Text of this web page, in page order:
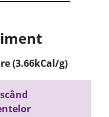
(3.66kCal/g)